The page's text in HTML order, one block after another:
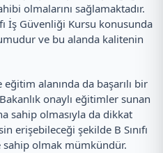
olmalarını sağlamaktadır.
İş Güvenliği Kursu konusunda
ve bu alanda kalitenin
alanında da başarılı bir
onaylı eğitimler sunan
sahip olmasıyla da dikkat
erişebileceği şekilde B Sınıfı
olmak mümkündür.